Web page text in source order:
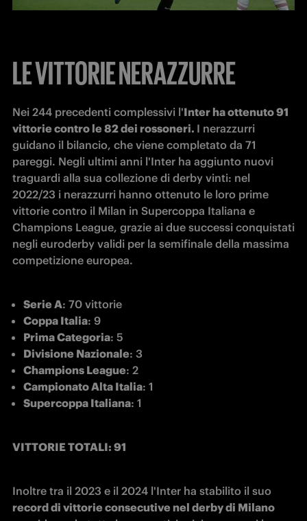
LE VITTORIE NERAZZURRE
Nei 244 precedenti complessivi l'Inter ha ottenuto 91
vittorie contro le 82 dei rossoneri. I nerazzurri
guidano il bilancio, che viene completato da 71
pareggi. Negli ultimi anni l'Inter ha aggiunto nuovi
traguardi alla sua collezione di derby vinti: nel
2022/23 i nerazzurri hanno ottenuto le loro prime
vittorie contro il Milan in Supercoppa Italiana e
Champions League, grazie ai due successi conquistati
negli euroderby validi per la semifinale della massima
competizione europea.
Serie A: 70 vittorie
Coppa Italia: 9
Prima Categoria: 5
Divisione Nazionale: 3
Champions League: 2
Campionato Alta Italia: 1
Supercoppa Italiana: 1
VITTORIE TOTALI: 91
record di vittorie consecutive nel derby di Milano